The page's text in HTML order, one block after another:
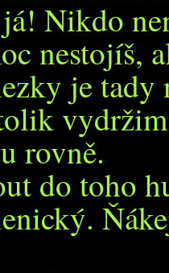
Nikdo
nestojíš,
je tady
rovně.
do toho